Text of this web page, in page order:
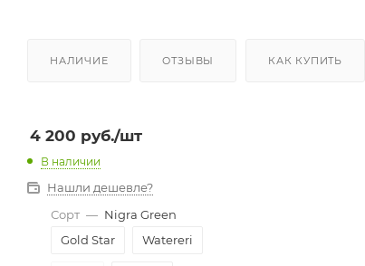
НАЛИЧИЕ ОТЗЫВЫ КАК КУПИТЬ
4 200 руб./шт
В наличии
Нашли дешевле?
Сорт — Nigra Green
Gold Star
Watereri